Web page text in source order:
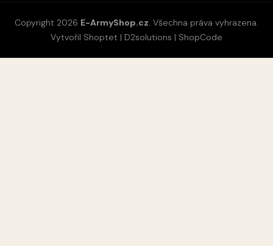
Vytvořil Shoptet | D2solutions | ShopCode
Copyright 2026 E-ArmyShop.cz. Všechna práva vyhrazena.